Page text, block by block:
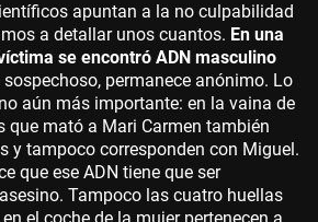
apuntan a la no culpabilidad
a detallar unos cuantos. En una
se encontró ADN masculino
permanece anónimo. Lo
aún más importante: en la vaina de
que mató a Mari Carmen también
y tampoco corresponden con Miguel.
que ese ADN tiene que ser
Tampoco las cuatro huellas